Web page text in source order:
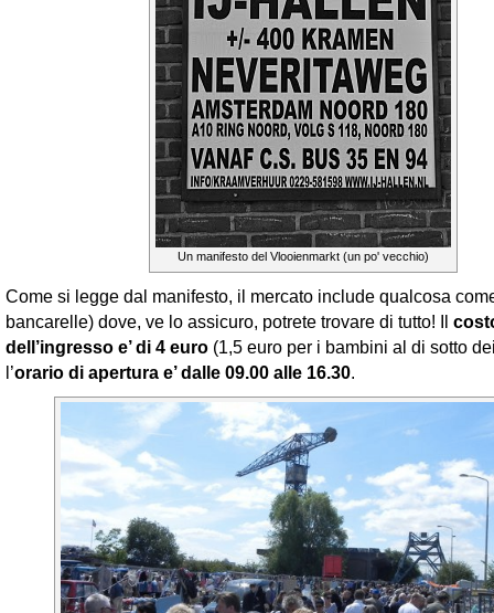
Un manifesto del Vlooienmarkt (un po' vecchio)
Come si legge dal manifesto, il mercato include qualcosa
bancarelle) dove, ve lo assicuro, potrete trovare di tutto! Il
dell’ingresso e’ di 4 euro (1,5 euro per i bambini al di sotto
l’orario di apertura e’ dalle 09.00 alle 16.30.